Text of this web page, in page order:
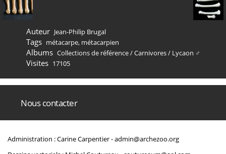
Auteur Jean-Philip Brugal
Tags métacarpe, métacarpien
Albums Collections de référence/Carnivores/ Lycaon ♂
Visites 17105
Nous contacter
Administration : Carine Carpentier -admin@archezoo.org